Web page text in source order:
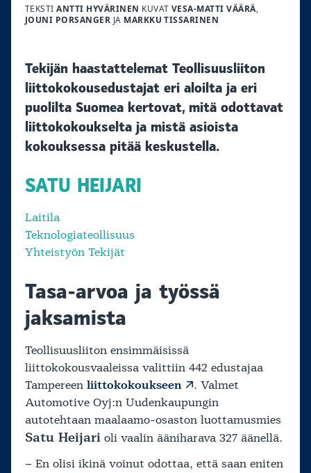
TEKSTIANTTI HYVÄRINEN KUVAT VESA-MATTI VÄÄRÄ,
JOUNI PORSANGER JA MARKKU TISSARINEN
Tekijän haastattelemat Teollisuusliiton
liittokokousedustajat eri aloilta ja eri
puolilta Suomea kertovat, mitä odottavat
liittokokoukselta ja mistä asioista
kokouksessa pitää keskustella.
SATU HEIJARI
Laitila
Teknologiateollisuus
Yhteistyön Tekijät
Tasa-arvoa ja työssä
jaksamista
Teollisuusliiton ensimmäisissä
liittokokousvaaleissa valittiin 442 edustajaa
Tampereen liittokokoukseen
. Valmet
Automotive Oyj:n Uudenkaupungin
autotehtaan maalaamo-osaston luottamusmies
Satu Heijari oli vaalin ääniharava 327 äänellä.
– En olisi ikinä voinut odottaa, että saan eniten